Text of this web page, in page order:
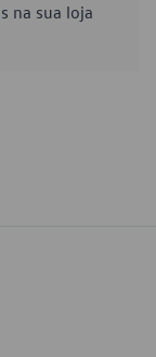
na sua loja